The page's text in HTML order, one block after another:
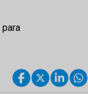
para